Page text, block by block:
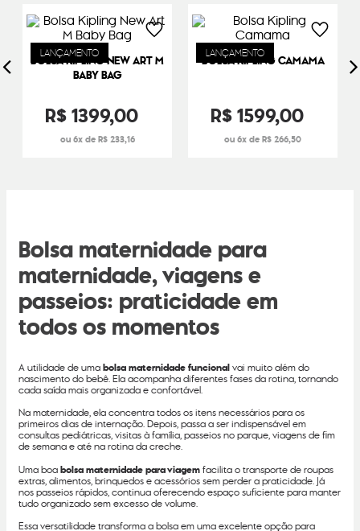
LANÇAMENTO
BOLSA KIPLING NEW ART M
BABY BAG
R$1399,00
6 R$ 233,16
LANÇAMENTO
BOLSA KIPLING CAMAMA
R$1599,00
6 R$266,50
Bolsa maternidade para
maternidade, viagens e
passeios: praticidade em
todos os momentos
A utilidade de umabolsa maternidade funcionalvai muito além do
nascimento do bebê. Ela acompanha diferentes fases da rotina, tornando
cada saída mais organizada e confortável.
Na maternidade, ela concentra todos os itens necessários para os
primeiros dias de internação. Depois, passa a ser indispensável em
consultas pediátricas, visitas à família, passeios no parque, viagens de fim
de semana e até na rotina da creche.
Uma boabolsa maternidade para viagemfacilita o transporte de roupas
extras, alimentos, brinquedos e acessórios sem perder a praticidade. Já
nos passeios rápidos, continua oferecendo espaço suficiente para manter
tudo organizado sem excesso de volume.
Essa versatilidade transforma a bolsa em uma excelente opção para